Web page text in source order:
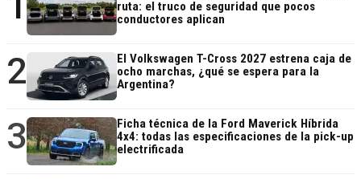
ruta: el truco de seguridad que pocos
conductores aplican
2
El Volkswagen T-Cross 2027 estrena caja de
ocho marchas, ¿qué se espera para la
Argentina?
3
Ficha técnica de la Ford Maverick Híbrida
4x4: todas las especificaciones de la pick-up
electrificada